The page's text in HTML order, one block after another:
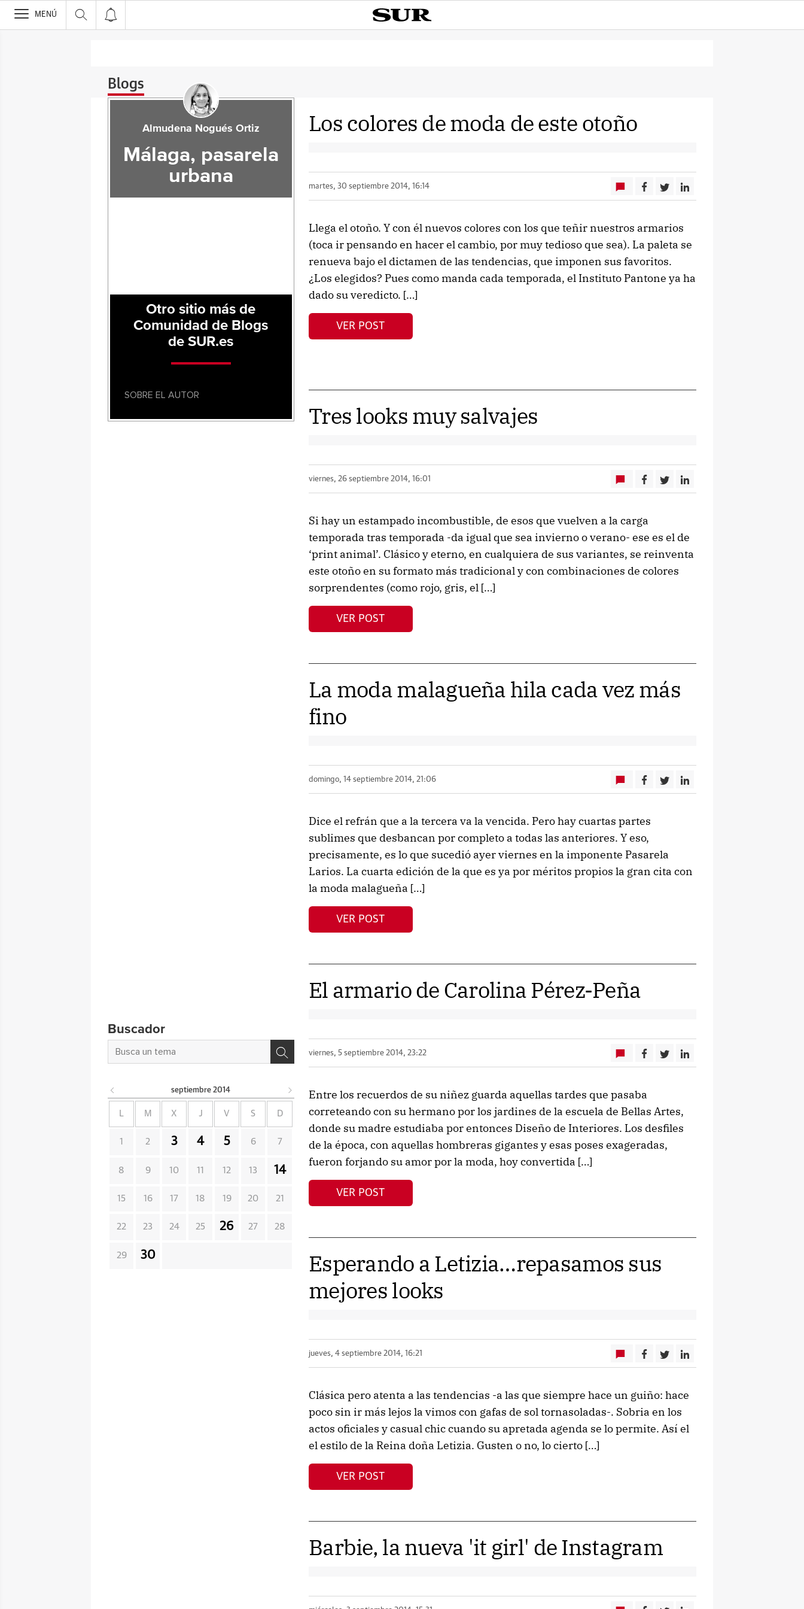
>
MENÚ
Blogs
Los colores de moda de este otoño
martes, 30 septiembre 2014, 16:14
Llega el otoño. Y con él nuevos colores con los que teñir nuestros armarios
(toca ir pensando en hacer el cambio, por muy tedioso que sea). La paleta se
renueva bajo el dictamen de las tendencias, que imponen sus favoritos.
¿Los elegidos? Pues como manda cada temporada, el Instituto Pantone ya ha
dado su veredicto. […]
VER POST
Tres looks muy salvajes
viernes, 26 septiembre 2014, 16:01
Si hay un estampado incombustible, de esos que vuelven a la carga
temporada tras temporada -da igual que sea invierno o verano- ese es el de
‘print animal’. Clásico y eterno, en cualquiera de sus variantes, se reinventa
este otoño en su formato más tradicional y con combinaciones de colores
sorprendentes (como rojo, gris, el […]
VER POST
La moda malagueña hila cada vez más
fino
domingo, 14 septiembre 2014, 21:06
Dice el refrán que a la tercera va la vencida. Pero hay cuartas partes
sublimes que desbancan por completo a todas las anteriores. Y eso,
precisamente, es lo que sucedió ayer viernes en la imponente Pasarela
Larios. La cuarta edición de la que es ya por méritos propios la gran cita con
la moda malagueña […]
VER POST
El armario de Carolina Pérez-Peña
viernes, 5 septiembre 2014, 23:22
Entre los recuerdos de su niñez guarda aquellas tardes que pasaba
correteando con su hermano por los jardines de la escuela de Bellas Artes,
donde su madre estudiaba por entonces Diseño de Interiores. Los desfiles
de la época, con aquellas hombreras gigantes y esas poses exageradas,
fueron forjando su amor por la moda, hoy convertida […]
VER POST
Esperando a Letizia…repasamos sus
mejores looks
jueves, 4 septiembre 2014, 16:21
Clásica pero atenta a las tendencias -a las que siempre hace un guiño: hace
poco sin ir más lejos la vimos con gafas de sol tornasoladas-. Sobria en los
actos oficiales y casual chic cuando su apretada agenda se lo permite. Así el
el estilo de la Reina doña Letizia. Gusten o no, lo cierto […]
VER POST
Barbie, la nueva 'it girl' de Instagram
Almudena Nogués Ortiz
Málaga, pasarela
urbana
Otro sitio más de
Comunidad de Blogs
de SUR.es
SOBRE EL AUTOR
Buscador
septiembre 2014
L M X J V S D
1 2 3 4 5 6 7
8 9 10 11 12 13 14
15 16 17 18 19 20 21
22 23 24 25 26 27 28
29 30